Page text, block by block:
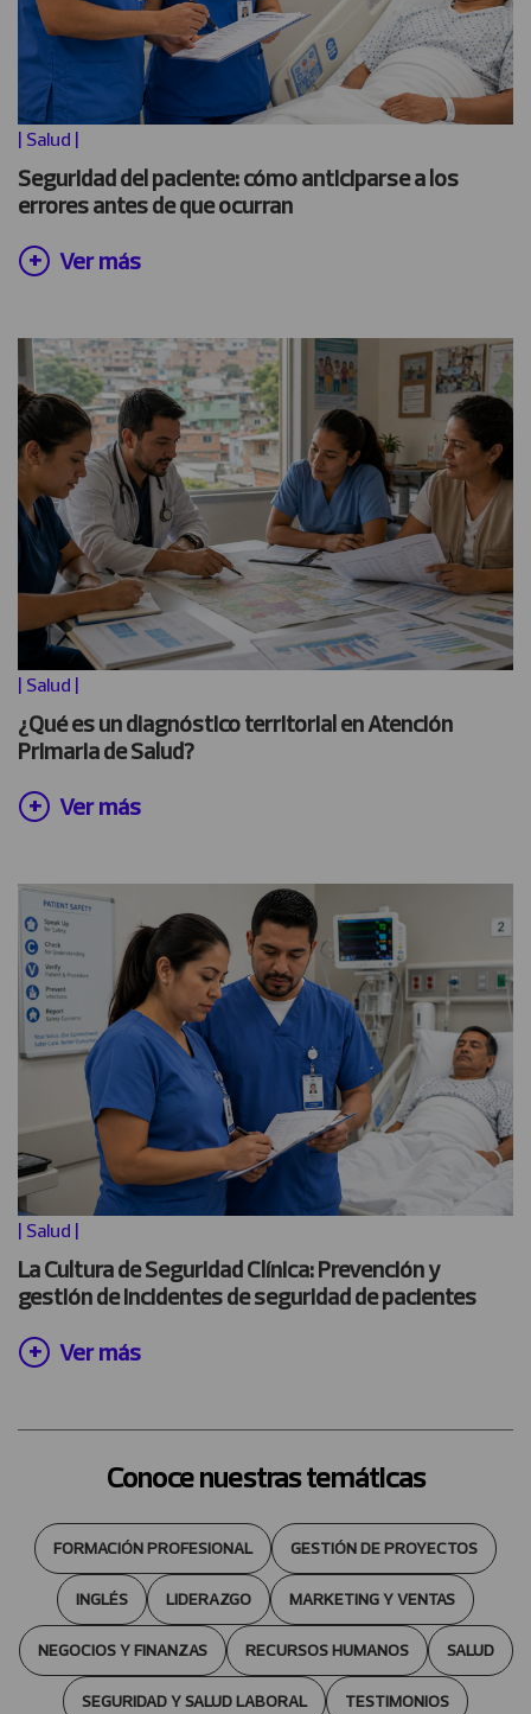
| Salud |
Seguridad del paciente: cómo anticiparse a los
errores antes de que ocurran
Ver más
| Salud |
¿Qué es un diagnóstico territorial en Atención
Primaria de Salud?
Ver más
| Salud |
La Cultura de Seguridad Clínica: Prevención y
gestión de incidentes de seguridad de pacientes
Ver más
Conoce nuestras temáticas
FORMACIÓN PROFESIONAL GESTIÓN DE PROYECTOS
INGLÉS LIDERAZGO MARKETING Y VENTAS
NEGOCIOS Y FINANZAS RECURSOS HUMANOS SALUD
SEGURIDAD Y SALUD LABORAL TESTIMONIOS